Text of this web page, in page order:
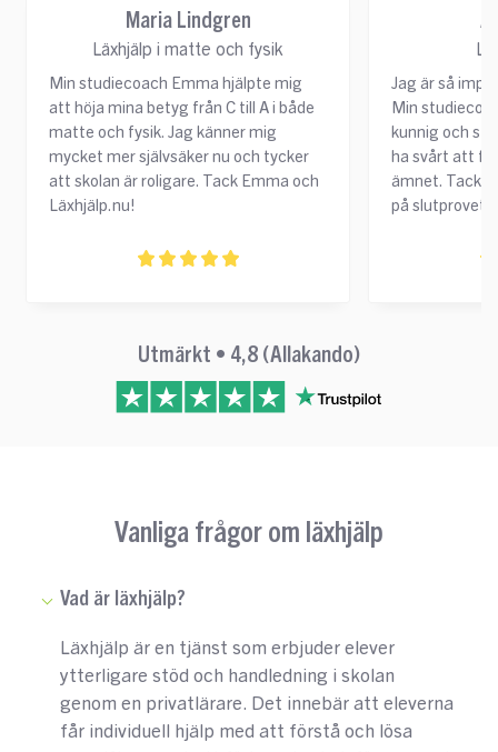
Maria Lindgren
Läxhjälp i matte och fysik
Min studiecoach Emma hjälpte mig
att höja mina betyg från C till A i både
matte och fysik. Jag känner mig
mycket mer självsäker nu och tycker
att skolan är roligare. Tack Emma och
Läxhjälp.nu!
Jag är så
Min
kunnig och
ha svårt att
ämnet. Tack
på slutprovet!
Utmärkt • 4,8 (Allakando)
Vanliga frågor om läxhjälp
Vad är läxhjälp?
Läxhjälp är en tjänst som erbjuder elever
ytterligare stöd och handledning i skolan
genom en privatlärare. Det innebär att eleverna
får individuell hjälp med att förstå och lösa